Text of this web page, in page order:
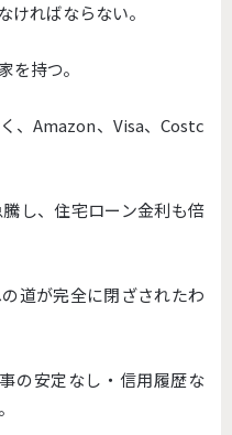
ければならない。
を持つ。
、Amazon、Visa、Costc
し、住宅ローン金利も倍
道が完全に閉ざされたわ
の安定なし・信用履歴な